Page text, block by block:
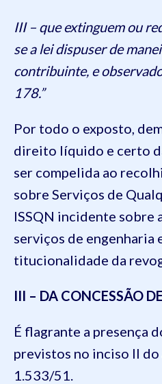
III – que extinguem ou
se a lei dispuser de
contribuinte, e
178.”
Por todo o exposto,
direito líquido e certo
ser compelida ao
sobre Serviços de
ISSQN incidente sobre
serviços de engenharia
titucionalidade da
III – DA CONCESSÃO
É flagrante a presença
previstos no inciso II do
1.533/51.